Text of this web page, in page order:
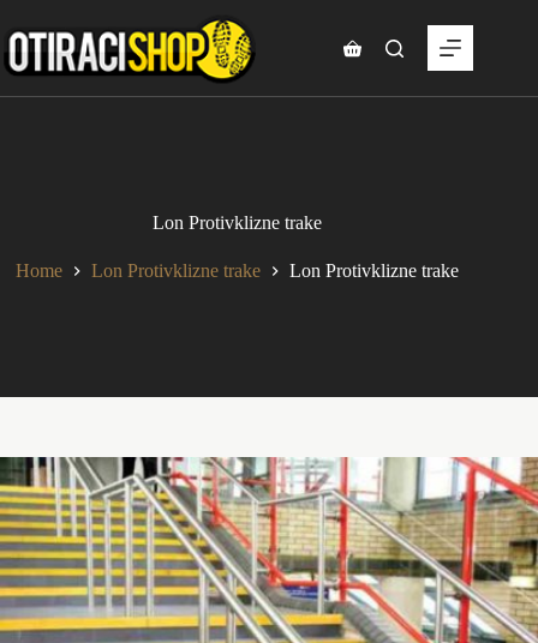
to
content
Shopping
Lon Protivklizne trake
Home Lon Protivklizne trake Lon Protivklizne trake